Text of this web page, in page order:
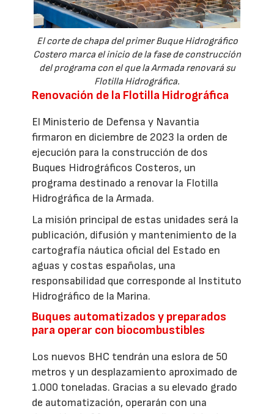
El corte de chapa del primer Buque Hidrográfico
Costero marca el inicio de la fase de construcción
del programa con el que la Armada renovará su
Flotilla Hidrográfica.
Renovación de la Flotilla Hidrográfica
El Ministerio de Defensa y Navantia
firmaron en diciembre de 2023 la orden de
ejecución para la construcción de dos
Buques Hidrográficos Costeros, un
programa destinado a renovar la Flotilla
Hidrográfica de la Armada.
La misión principal de estas unidades será la
publicación, difusión y mantenimiento de la
cartografía náutica oficial del Estado en
aguas y costas españolas, una
responsabilidad que corresponde al Instituto
Hidrográfico de la Marina.
Buques automatizados y preparados
para operar con biocombustibles
Los nuevos BHC tendrán una eslora de 50
metros y un desplazamiento aproximado de
1.000 toneladas. Gracias a su elevado grado
de automatización, operarán con una